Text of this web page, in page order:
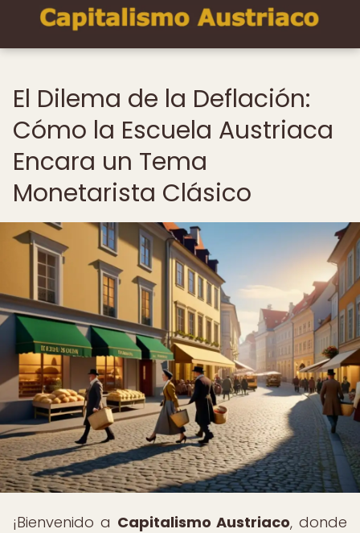
El Dilema de la Deflación:
Cómo la Escuela Austriaca
Encara un Tema
Monetarista Clásico
¡Bienvenido a Capitalismo Austriaco, donde